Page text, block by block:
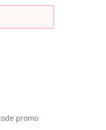
promo